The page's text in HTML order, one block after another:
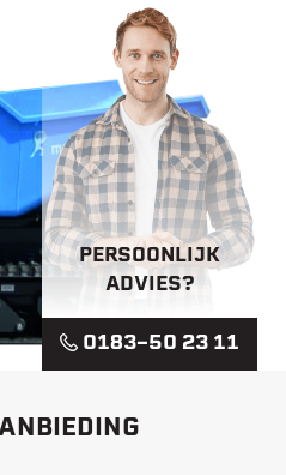
PERSOONLIJK
ADVIES?
0183-50 23 11